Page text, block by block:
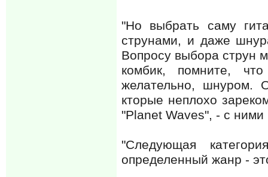
"Но выбрать саму
струнами, и даже
Вопросу выбора струн
комбик, помните,
желательно, шнуром.
кторые неплохо
"Planet Waves", - с ними
"Следующая
определенный жанр -